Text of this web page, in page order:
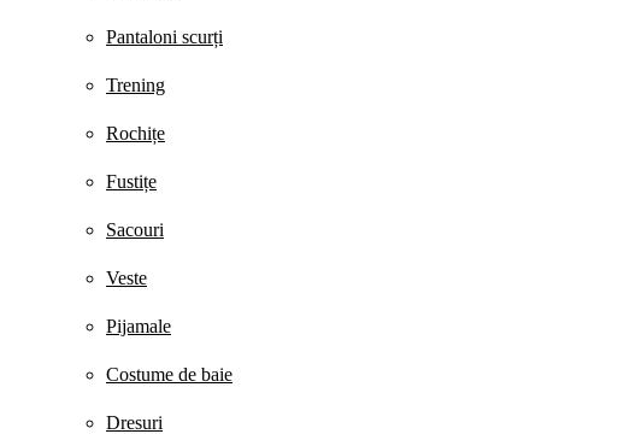
Pantaloni scurți
Trening
Rochițe
Fustițe
Sacouri
Veste
Pijamale
Costume de baie
Dresuri